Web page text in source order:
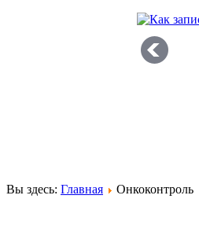
Вы здесь: Главная Онкоконтроль